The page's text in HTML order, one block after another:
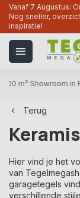
Vanaf 7 Augustus:
Nog sneller,
inspiratie!
m² Showroom in
Terug
Hier vind je het
van
garagetegels
verschillende